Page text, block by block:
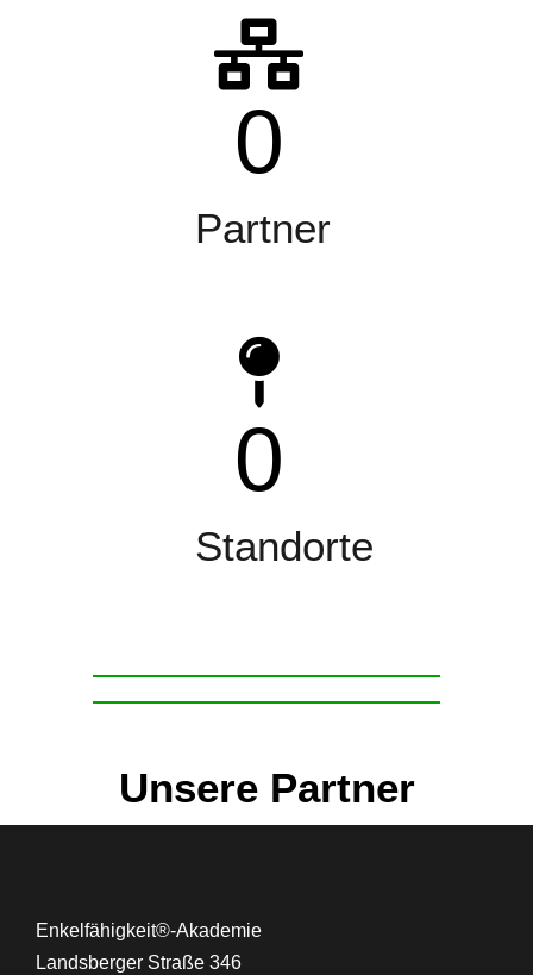
0
Partner
0
Standorte
Unsere Partner
Enkelfähigkeit®-Akademie
Landsberger Straße 346